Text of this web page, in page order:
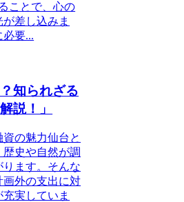
ことで、心の
差し込みま
要...
知られざる
説！」
の魅力仙台と
史や自然が調
ます。そんな
外の支出に対
実していま